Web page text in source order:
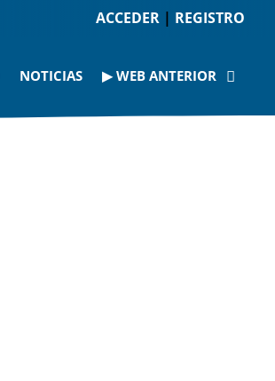
ACCEDER | REGISTRO
NOTICIAS ▶ WEB ANTERIOR